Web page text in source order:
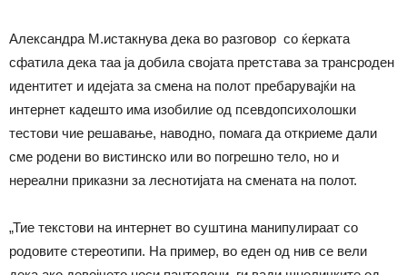
Александра М.истакнува дека во разговор со ќерката
сфатила дека таа ја добила својата претстава за трансроден
идентитет и идејата за смена на полот пребарувајќи на
интернет кадешто има изобилие од псевдопсихолошки
тестови чие решавање, наводно, помага да откриеме дали
сме родени во вистинско или во погрешно тело, но и
нереални приказни за леснотијата на смената на полот.
„Тие текстови на интернет во суштина манипулираат со
родовите стереотипи. На пример, во еден од нив се вели